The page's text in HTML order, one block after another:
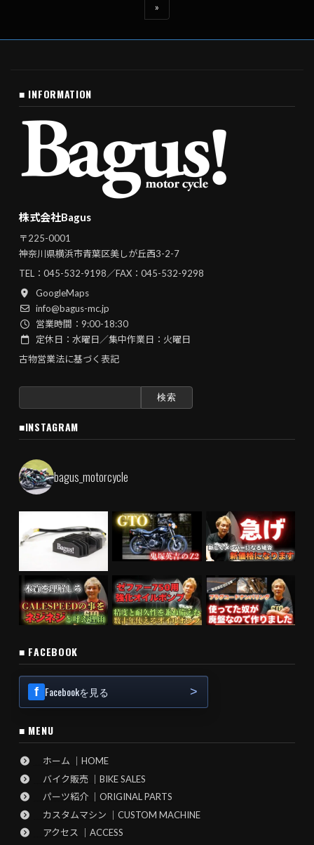
»
■ INFORMATION
株式会社Bagus
〒225-0001
神奈川県横浜市青葉区美しが丘西3-2-7
TEL： 045-532-9198／FAX：045-532-9298
GoogleMaps
info@bagus-mc.jp
営業時間：9:00-18:30
定休日：水曜日／集中作業日：火曜日
古物営業法に基づく表記
検
■INSTAGRAM
bagus_motorcycle
■ FACEBOOK
Facebookを見る
■ MENU
ホーム ｜HOME
バイク販売 ｜BIKE SALES
パーツ紹介 ｜ORIGINAL PARTS
カスタムマシン ｜CUSTOM MACHINE
アクセス ｜ACCESS